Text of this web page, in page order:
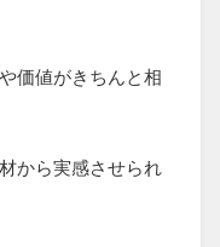
価値がきちんと相
から実感させられ